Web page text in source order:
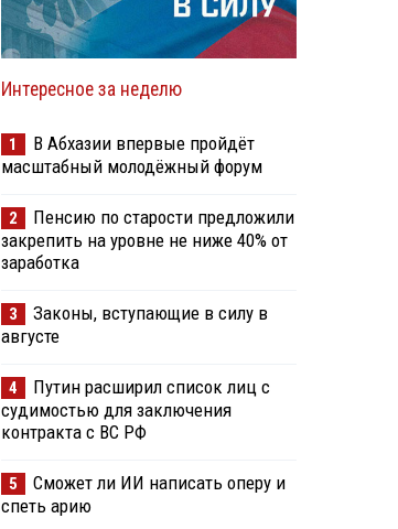
Интересное за неделю
1
В Абхазии впервые пройдёт
масштабный молодёжный форум
2
Пенсию по старости предложили
закрепить на уровне не ниже 40% от
заработка
3
Законы, вступающие в силу в
августе
4
Путин расширил список лиц с
судимостью для заключения
контракта с ВС РФ
5
Сможет ли ИИ написать оперу и
спеть арию